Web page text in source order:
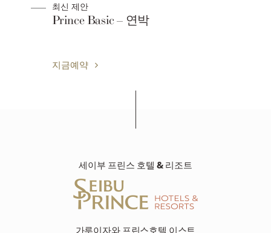
최신 제안
Prince Basic – 연박
지금예약
세이부 프린스 호텔 & 리조트